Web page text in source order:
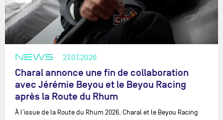
NEWS 27.07.2026
Charal annonce une fin de collaboration
avec Jérémie Beyou et le Beyou Racing
après la Route du Rhum
À l’issue de la Route du Rhum 2026, Charal et le Beyou Racing